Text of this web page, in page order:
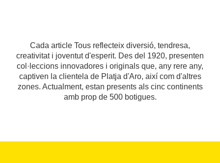
Cada article Tous reflecteix diversió, tendresa,
creativitat i joventut d'esperit. Des del 1920, presenten
col·leccions innovadores i originals que, any rere any,
captiven la clientela de Platja d'Aro, així com d'altres
zones. Actualment, estan presents als cinc continents
amb prop de 500 botigues.